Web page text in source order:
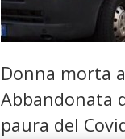
Donna morta
Abbandonata
paura del